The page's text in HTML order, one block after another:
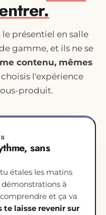
le présentiel en salle
gamme, et ils ne se
contenu, mêmes
choisis l'expérience
produit.
sans
étales les matins
à
et ça va
te laisse revenir sur